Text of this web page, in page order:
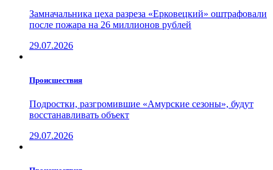
Замначальника цеха разреза «Ерковецкий» оштрафовали
после пожара на 26 миллионов рублей
29.07.2026
Проиcшествия
Подростки, разгромившие «Амурские сезоны», будут
восстанавливать объект
29.07.2026